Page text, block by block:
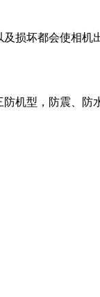
损坏都会使相机
机型，防震、防